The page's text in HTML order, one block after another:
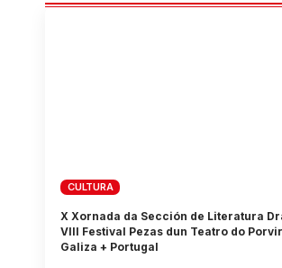
CULTURA
X Xornada da Sección de Literatura
VIII Festival Pezas dun Teatro do
Galiza + Portugal